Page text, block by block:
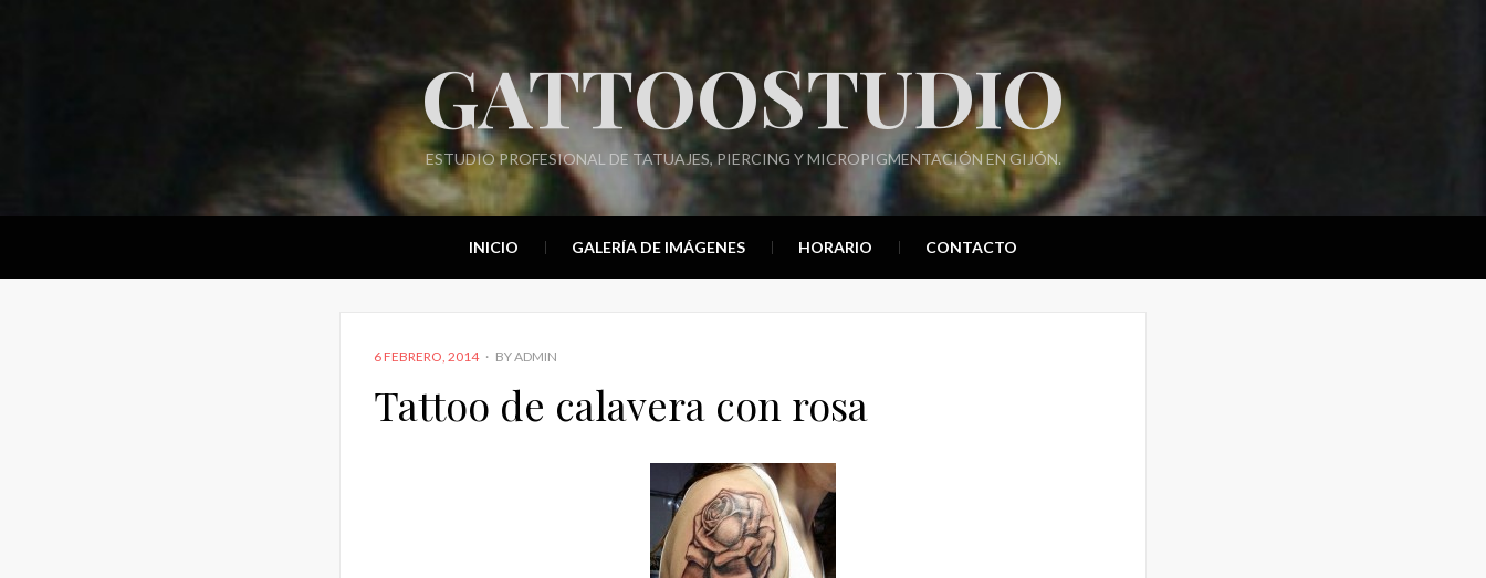
GATTOOSTUDIO
ESTUDIO PROFESIONAL DE TATUAJES, PIERCING Y MICROPIGMENTACIÓN EN GIJÓN.
INICIO GALERÍA DE IMÁGENES HORARIO CONTACTO
POSTED
6 FEBRERO, 2014 BYADMIN
Tattoo de calavera con rosa